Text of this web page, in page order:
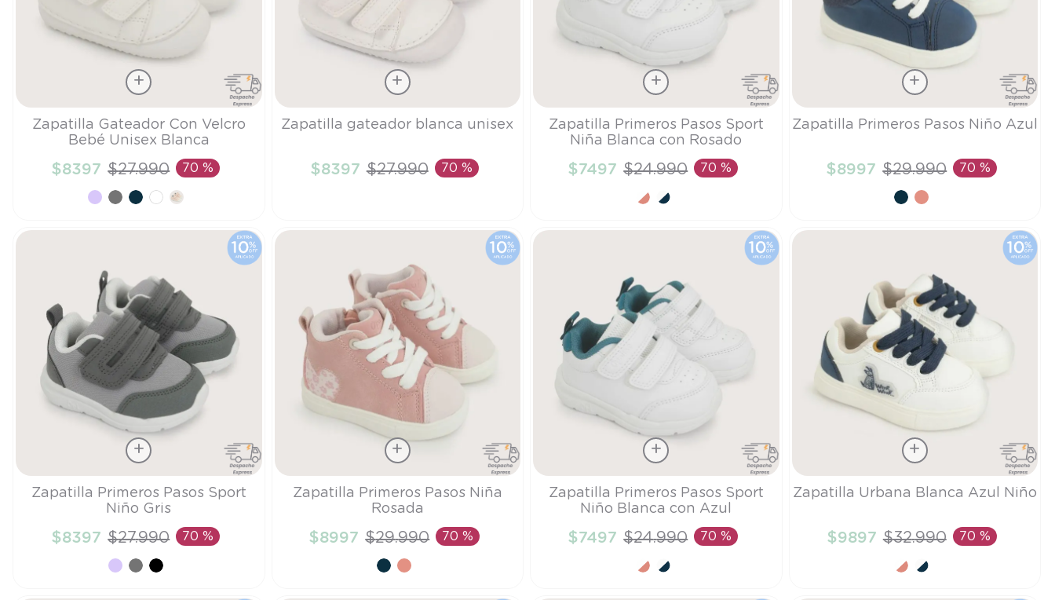
Talla
AÑADIR AL CARRITO
Zapatilla Gateador Con Velcro
Bebé Unisex Blanca
$8397 $27.990 70 %
Talla
AÑADIR AL CARRITO
Zapatilla gateador blanca unisex
$8397 $27.990 70 %
Talla
AÑADIR AL CARRITO
Zapatilla Primeros Pasos Sport
Niña Blanca con Rosado
$7497 $24.990 70 %
Talla
AÑADIR AL CARRITO
Zapatilla Primeros Pasos Niño Azul
$8997 $29.990 70 %
Talla
AÑADIR AL CARRITO
Zapatilla Primeros Pasos Sport
Niño Gris
$8397 $27.990 70 %
Talla
AÑADIR AL CARRITO
Zapatilla Primeros Pasos Niña
Rosada
$8997 $29.990 70 %
Talla
AÑADIR AL CARRITO
Zapatilla Primeros Pasos Sport
Niño Blanca con Azul
$7497 $24.990 70 %
Talla
AÑADIR AL CARRITO
Zapatilla Urbana Blanca Azul Niño
$9897 $32.990 70 %